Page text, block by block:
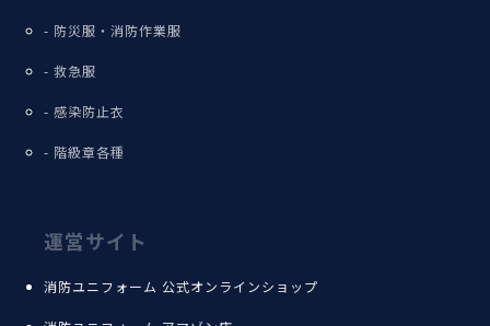
防災服・消防作業服
救急服
感染防止衣
階級章各種
運営サイト
消防ユニフォーム 公式オンラインショップ